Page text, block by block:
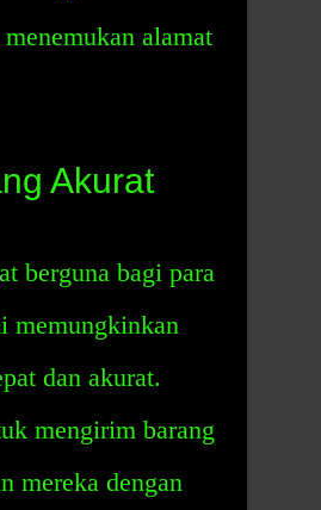
alamat
Akurat
berguna bagi para
memungkinkan
dan akurat.
mengirim barang
mereka dengan